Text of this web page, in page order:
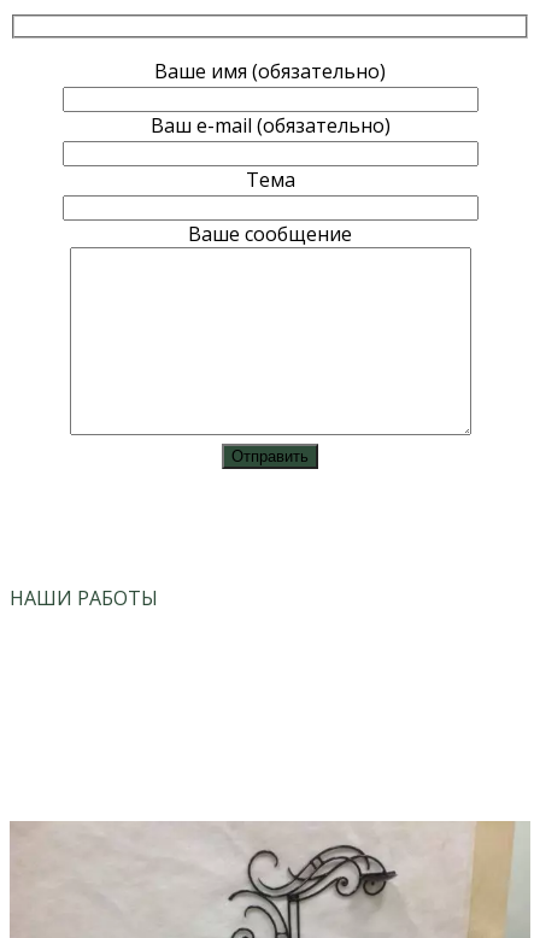
Ваше имя (обязательно)
Ваш e-mail (обязательно)
Тема
Ваше сообщение
НАШИ РАБОТЫ